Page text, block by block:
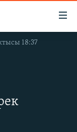
18:37